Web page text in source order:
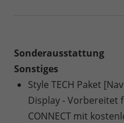
Sonderausstattung
Sonstiges
Style TECH Paket
Display - Vorbereitet
CONNECT mit